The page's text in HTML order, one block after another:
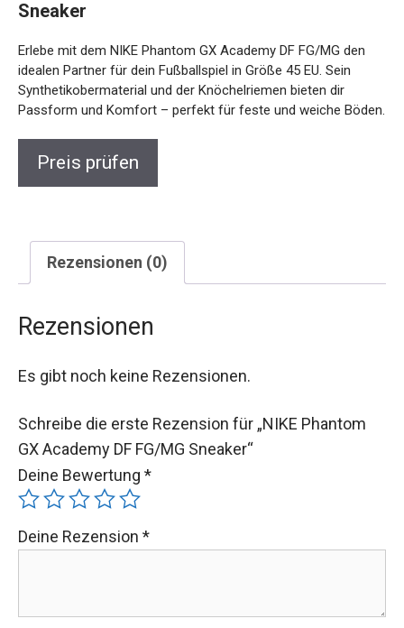
Sneaker
Erlebe mit dem NIKE Phantom GX Academy DF FG/MG den
idealen Partner für dein Fußballspiel in Größe 45 EU. Sein
Synthetikobermaterial und der Knöchelriemen bieten dir
Passform und Komfort – perfekt für feste und weiche Böden.
Preis prüfen
Rezensionen (0)
Rezensionen
Es gibt noch keine Rezensionen.
Schreibe die erste Rezension für „NIKE Phantom
GX Academy DF FG/MG Sneaker“
Deine Bewertung *
Deine Rezension *